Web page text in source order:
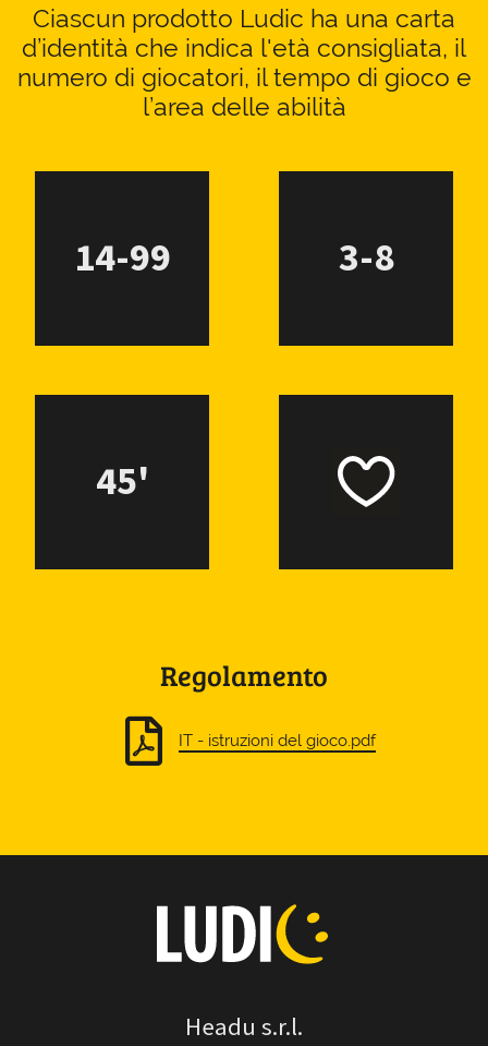
Ciascun prodotto Ludic ha una carta
d’identità che indica l'età consigliata, il
numero di giocatori, il tempo di gioco e
l’area delle abilità
14-99 3-8
45'
Regolamento
IT - istruzioni del gioco.pdf
Headu s.r.l.